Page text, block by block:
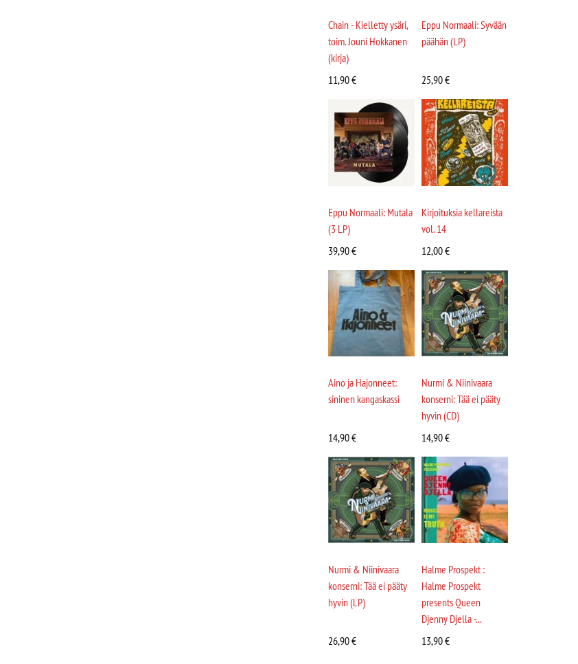
Chain - Kielletty ysäri,
toim. Jouni Hokkanen
(kirja)
11,90€
Eppu Normaali: Syvään
päähän (LP)
25,90€
Eppu Normaali: Mutala
(3 LP)
39,90€
Kirjoituksia kellareista
vol. 14
12,00€
Aino ja Hajonneet:
sininen kangaskassi
14,90€
Nurmi & Niinivaara
konserni: Tää ei pääty
hyvin (CD)
14,90€
Nurmi & Niinivaara
konserni: Tää ei pääty
hyvin (LP)
26,90€
Halme Prospekt :
Halme Prospekt
presents Queen
Djenny Djella -...
13,90€